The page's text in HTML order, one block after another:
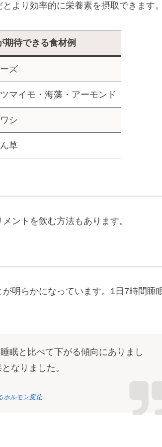
より効率的に栄養素を摂取できます。
期待できる食材例
ズ
マイモ・海藻・アーモンド
シ
草
ントを飲む方法もあります。
明らかになっています。1日7時間睡
眠と比べて下がる傾向にありまし
なりました。
ホルモン変化